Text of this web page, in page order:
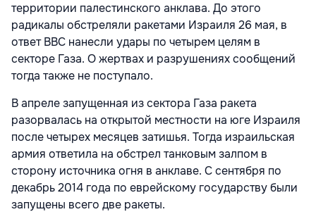
территории палестинского анклава. До этого
радикалы обстреляли ракетами Израиля 26 мая, в
ответ ВВС нанесли удары по четырем целям в
секторе Газа. О жертвах и разрушениях сообщений
тогда также не поступало.
В апреле запущенная из сектора Газа ракета
разорвалась на открытой местности на юге Израиля
после четырех месяцев затишья. Тогда израильская
армия ответила на обстрел танковым залпом в
сторону источника огня в анклаве. С сентября по
декабрь 2014 года по еврейскому государству были
запущены всего две ракеты.